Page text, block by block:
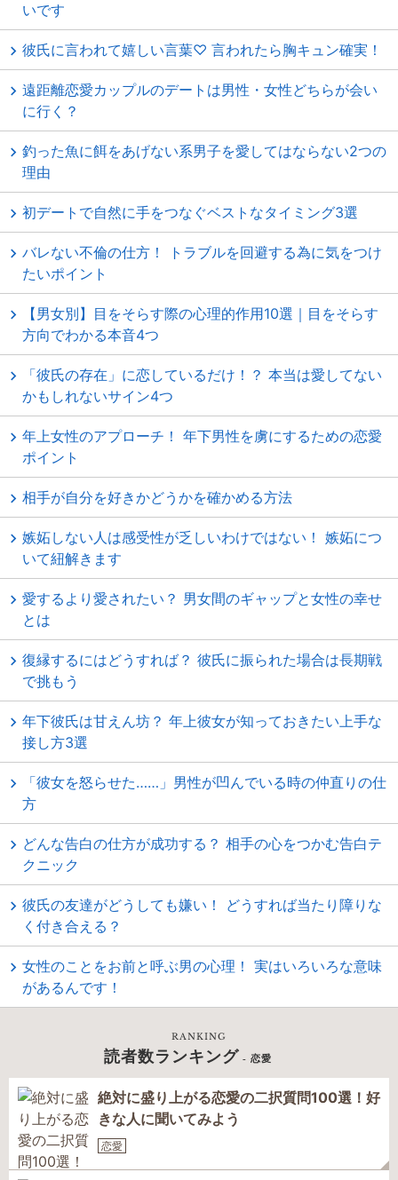
いです
彼氏に言われて嬉しい言葉♡ 言われたら胸キュン確実！
遠距離恋愛カップルのデートは男性・女性どちらが会い
に行く？
釣った魚に餌をあげない系男子を愛してはならない2つの
理由
初デートで自然に手をつなぐベストなタイミング3選
バレない不倫の仕方！ トラブルを回避する為に気をつけ
たいポイント
【男女別】目をそらす際の心理的作用10選｜目をそらす
方向でわかる本音4つ
「彼氏の存在」に恋しているだけ！？ 本当は愛してない
かもしれないサイン4つ
年上女性のアプローチ！ 年下男性を虜にするための恋愛
ポイント
相手が自分を好きかどうかを確かめる方法
嫉妬しない人は感受性が乏しいわけではない！ 嫉妬につ
いて紐解きます
愛するより愛されたい？ 男女間のギャップと女性の幸せ
とは
復縁するにはどうすれば？ 彼氏に振られた場合は長期戦
で挑もう
年下彼氏は甘えん坊？ 年上彼女が知っておきたい上手な
接し方3選
「彼女を怒らせた……」男性が凹んでいる時の仲直りの仕
方
どんな告白の仕方が成功する？ 相手の心をつかむ告白テ
クニック
彼氏の友達がどうしても嫌い！ どうすれば当たり障りな
く付き合える？
女性のことをお前と呼ぶ男の心理！ 実はいろいろな意味
があるんです！
RANKING
読者数ランキング - 恋愛
絶対に盛り上がる恋愛の二択質問100選！好
きな人に聞いてみよう
恋愛